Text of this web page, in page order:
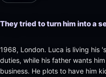
They tried to turn him into a
1968, London. Luca is living his
duties, while his father wants
business. He plots to have him